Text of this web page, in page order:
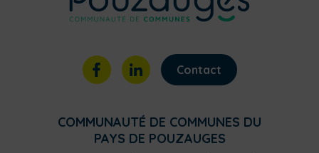
Contact
COMMUNAUTÉ DE COMMUNES DU
PAYS DE POUZAUGES